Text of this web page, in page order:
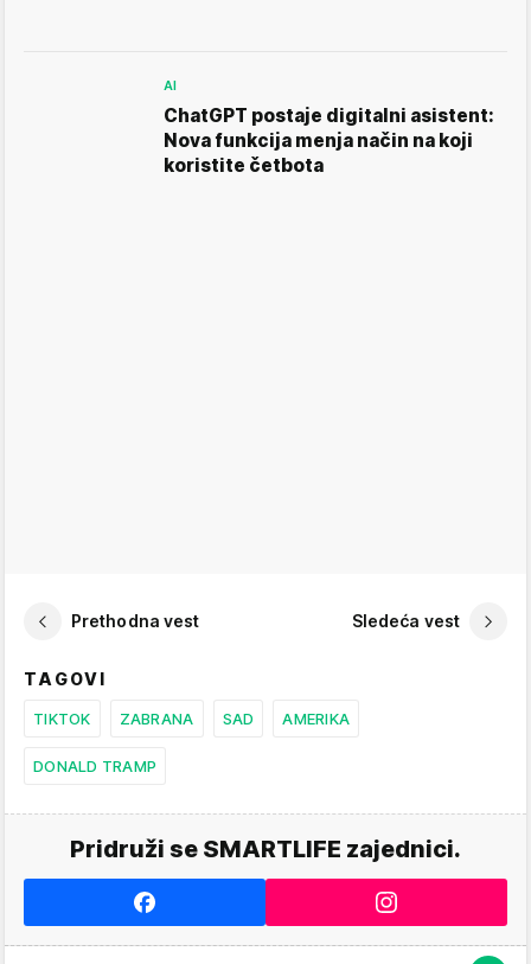
AI
ChatGPT postaje digitalni asistent:
Nova funkcija menja način na koji
koristite četbota
Prethodna vest Sledeća vest
TAGOVI
TIKTOK ZABRANA SAD AMERIKA
DONALD TRAMP
Pridruži se SMARTLIFE zajednici.